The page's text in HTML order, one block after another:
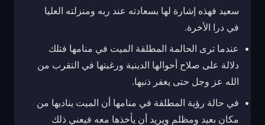
سعيد فهذه إشارة لها بسعادته عند ربه ومنزلته العليا
في درا الأخرة.
عندما ترى الحالمة المطلقة الميت في منامها فتلك
دلالة على صلاح أحوالها الدينية ورغبتها في التقرب من
الله عز وجل حتى يغفر ذنبها.
في حالة رؤية المطلقة في منامها أن الميت يناديها من
مكان بعيد ومظلم ويريد أن يأخذها معه فيعني ذلك